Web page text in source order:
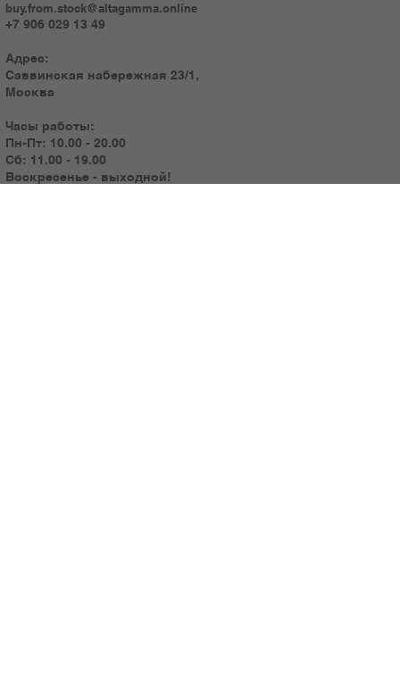
buy.from.stock@altagamma.online
+7 906 029 13 49
Адрес:
Саввинская набережная 23/1,
Москва
Часы работы:
Пн-Пт: 10.00 - 20.00
Сб: 11.00 - 19.00
Воскресенье - выходной!